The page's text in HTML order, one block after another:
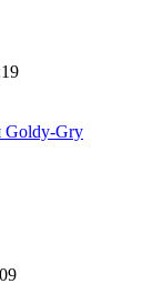
Goldy-Gry